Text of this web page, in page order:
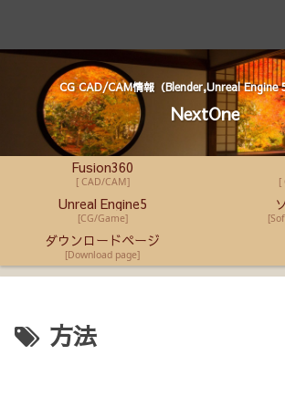
CG CAD/CAM情報（Blender,Unreal Engine
NextOne
Fusion360
[ CAD/CAM] [
Unreal Engine5
[CG/Game]
ダウンロードページ
[Download page]
方法